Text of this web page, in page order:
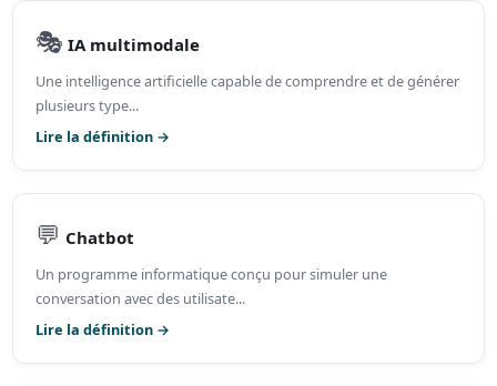
🎭 IA multimodale
Une intelligence artificielle capable de comprendre et de générer
plusieurs type...
Lire la définition →
💬 Chatbot
Un programme informatique conçu pour simuler une
conversation avec des utilisate...
Lire la définition →